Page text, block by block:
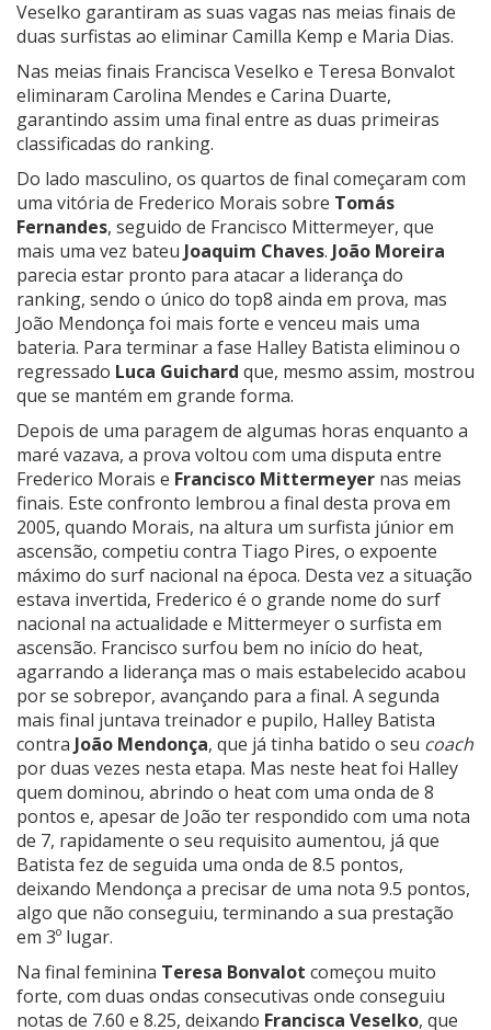
Veselko garantiram as suas vagas nas meias finais de
duas surfistas ao eliminar Camilla Kemp e Maria Dias.
Nas meias finais Francisca Veselko e Teresa Bonvalot
eliminaram Carolina Mendes e Carina Duarte,
garantindo assim uma final entre as duas primeiras
classificadas do ranking.
Do lado masculino, os quartos de final começaram com
uma vitória de Frederico Morais sobre Tomás
Fernandes, seguido de Francisco Mittermeyer, que
mais uma vez bateu Joaquim Chaves. João Moreira
parecia estar pronto para atacar a liderança do
ranking, sendo o único do top8 ainda em prova, mas
João Mendonça foi mais forte e venceu mais uma
bateria. Para terminar a fase Halley Batista eliminou o
regressado Luca Guichard que, mesmo assim, mostrou
que se mantém em grande forma.
Depois de uma paragem de algumas horas enquanto a
maré vazava, a prova voltou com uma disputa entre
Frederico Morais e Francisco Mittermeyer nas meias
finais. Este confronto lembrou a final desta prova em
2005, quando Morais, na altura um surfista júnior em
ascensão, competiu contra Tiago Pires, o expoente
máximo do surf nacional na época. Desta vez a situação
estava invertida, Frederico é o grande nome do surf
nacional na actualidade e Mittermeyer o surfista em
ascensão. Francisco surfou bem no início do heat,
agarrando a liderança mas o mais estabelecido acabou
por se sobrepor, avançando para a final. A segunda
mais final juntava treinador e pupilo, Halley Batista
contra João Mendonça, que já tinha batido o seu coach
por duas vezes nesta etapa. Mas neste heat foi Halley
quem dominou, abrindo o heat com uma onda de 8
pontos e, apesar de João ter respondido com uma nota
de 7, rapidamente o seu requisito aumentou, já que
Batista fez de seguida uma onda de 8.5 pontos,
deixando Mendonça a precisar de uma nota 9.5 pontos,
algo que não conseguiu, terminando a sua prestação
em 3º lugar.
Na final feminina Teresa Bonvalot começou muito
forte, com duas ondas consecutivas onde conseguiu
notas de 7.60 e 8.25, deixando Francisca Veselko, que